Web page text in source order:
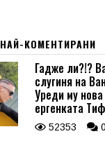
НАЙ-КОМЕНТИРАНИ
Гадже ли?!?
слугиня на
Уреди му
ергенката
52353 0